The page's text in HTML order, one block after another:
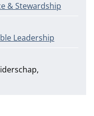
& Stewardship
Leadership